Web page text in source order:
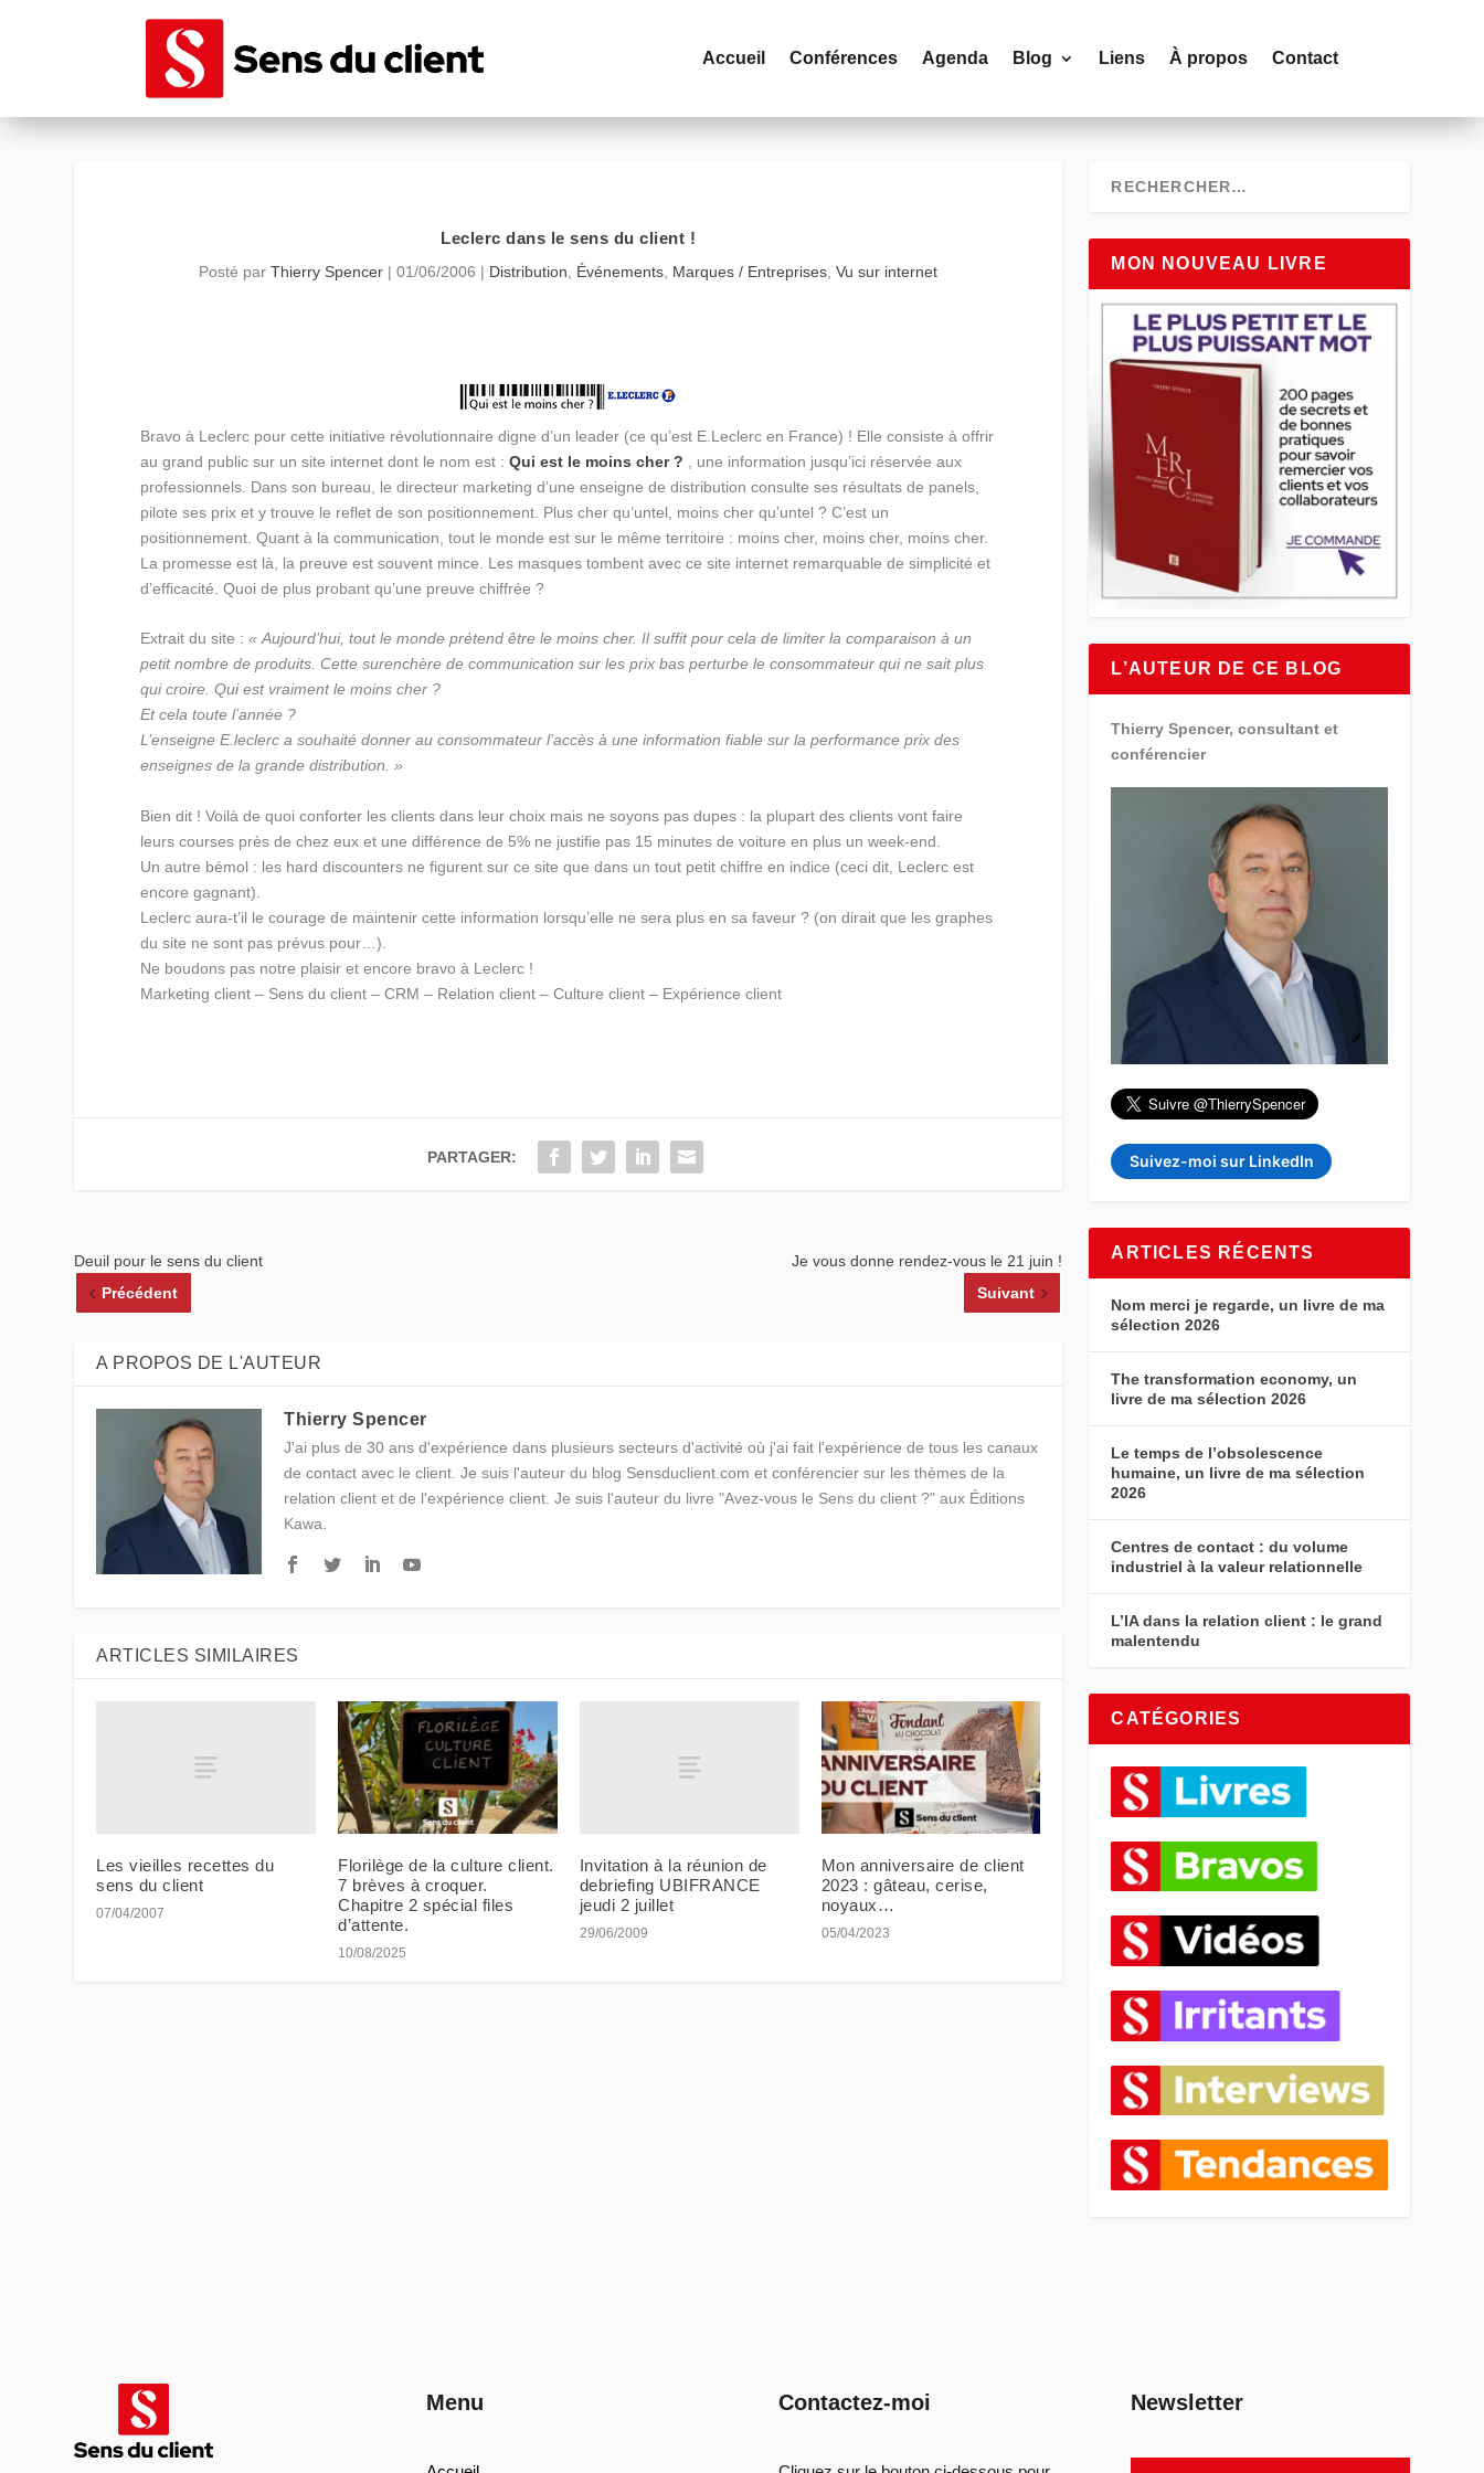
Accueil Conférences Agenda Blog Liens À propos Contact
Leclerc dans le sens du client !
Posté parThierry Spencer |01/06/2006 | Distribution Événements Marques / Entreprises ,Vu sur internet
Bravo à Leclerc pour cette initiative révolutionnaire digne d’un leader (ce qu’est E.Leclerc en France) ! Elle consiste à offrir
au grand public sur un site internet dont le nom est :Qui est le moins cher ?
, une information jusqu’ici réservée aux
professionnels. Dans son bureau, le directeur marketing d’une enseigne de distribution consulte ses résultats de panels,
pilote ses prix et y trouve le reflet de son positionnement. Plus cher qu’untel, moins cher qu’untel ? C’est un
positionnement. Quant à la communication, tout le monde est sur le même territoire : moins cher, moins cher, moins cher.
La promesse est là, la preuve est souvent mince. Les masques tombent avec ce site internet remarquable de simplicité et
d’efficacité. Quoi de plus probant qu’une preuve chiffrée ?
Extrait du site :« Aujourd’hui, tout le monde prétend être le moins cher. Il suffit pour cela de limiter la comparaison à un
petit nombre de produits. Cette surenchère de communication sur les prix bas perturbe le consommateur qui ne sait plus
qui croire. Qui est vraiment le moins cher ?
Et cela toute l’année ?
L’enseigne E.leclerc a souhaité donner au consommateur l’accès à une information fiable sur la performance prix des
enseignes de la grande distribution. »
Bien dit ! Voilà de quoi conforter les clients dans leur choix mais ne soyons pas dupes : la plupart des clients vont faire
leurs courses près de chez eux et une différence de 5% ne justifie pas 15 minutes de voiture en plus un week-end.
Un autre bémol : les hard discounters ne figurent sur ce site que dans un tout petit chiffre en indice (ceci dit, Leclerc est
encore gagnant).
Leclerc aura-t’il le courage de maintenir cette information lorsqu’elle ne sera plus en sa faveur ? (on dirait que les graphes
du site ne sont pas prévus pour…).
Ne boudons pas notre plaisir et encore bravo à Leclerc !
Marketing client – Sens du client – CRM – Relation client – Culture client – Expérience client
PARTAGER:
Deuil pour le sens du client
Précédent
Je vous donne rendez-vous le 21 juin !
Suivant
A PROPOS DE L'AUTEUR
Thierry Spencer
J'ai plus de 30 ans d'expérience dans plusieurs secteurs d'activité où j'ai fait l'expérience de tous les canaux
de contact avec le client. Je suis l'auteur du blog Sensduclient.com et conférencier sur les thèmes de la
relation client et de l'expérience client. Je suis l'auteur du livre "Avez-vous le Sens du client ?" aux Éditions
Kawa.
ARTICLES SIMILAIRES
Les vieilles recettes du
sens du client
07/04/2007
Florilège de la culture client.
7 brèves à croquer.
Chapitre 2 spécial files
d’attente.
10/08/2025
Invitation à la réunion de
debriefing UBIFRANCE
jeudi 2 juillet
29/06/2009
Mon anniversaire de client
2023 : gâteau, cerise,
noyaux…
05/04/2023
MON NOUVEAU LIVRE
L’AUTEUR DE CE BLOG
Thierry Spencer, consultant et
conférencier
Suivez-moi sur LinkedIn
ARTICLES RÉCENTS
Nom merci je regarde, un livre de ma
sélection 2026
The transformation economy, un
livre de ma sélection 2026
Le temps de l’obsolescence
humaine, un livre de ma sélection
2026
Centres de contact : du volume
industriel à la valeur relationnelle
L’IA dans la relation client : le grand
malentendu
CATÉGORIES
Menu Contactez-moi Newsletter